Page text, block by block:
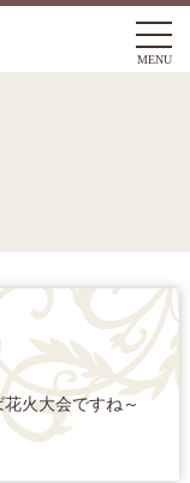
MENU
火大会ですね～